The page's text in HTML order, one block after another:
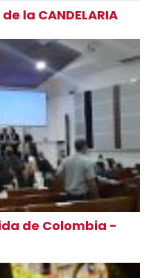
de la CANDELARIA
de Colombia -